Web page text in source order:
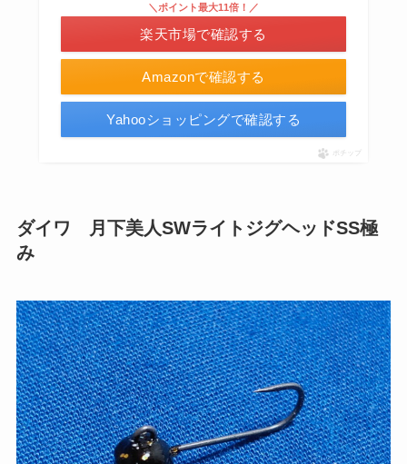
Amazonで確認する
＼ポイント最大11倍！／
楽天市場で確認する
Yahooショッピングで確認する
ポチップ
ダイワ 月下美人SWライトジグヘッドSS極
み